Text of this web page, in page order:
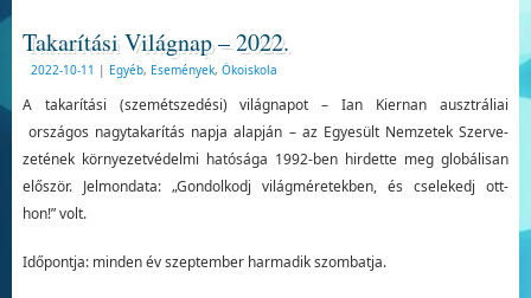
Takarítási Világnap – 2022.
2022-10-11 | Egyéb, Események, Ökoiskola
A takarítási (szemétszedési) világnapot – Ian Kiernan ausztráliai
országos nagytakarítás napja alapján – az Egyesült Nemzetek Szerve­
zetének környezetvédelmi ha­tósága 1992-ben hirdette meg globálisan
először. Jelmondata: „Gondolkodj vi­lágméretekben, és cselekedj ott­
hon!” volt.
Időpontja: minden év szeptember harma­dik szombatja.